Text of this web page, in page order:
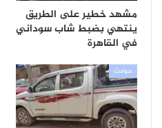
مشهد خطير على الطريق
ينتهي بضبط شاب سوداني
في القاهرة
حوادث